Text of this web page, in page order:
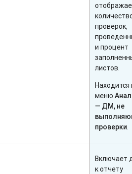
проверок,
и процент
листов.
Находится
меню
— ДМ, не
проверки.
Включает
к отчету